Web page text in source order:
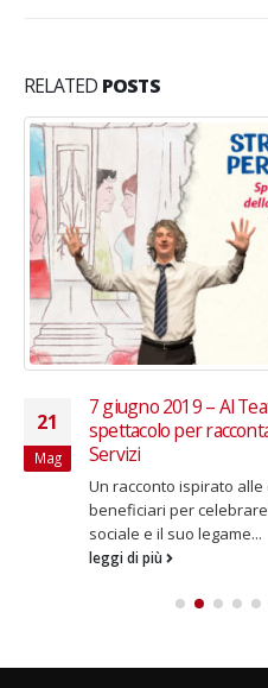
RELATED POSTS
21
Mag
7 giugno 2019 – Al
spettacolo per
Servizi
Un racconto ispirato
beneficiari per
sociale e il suo legame...
leggi di più